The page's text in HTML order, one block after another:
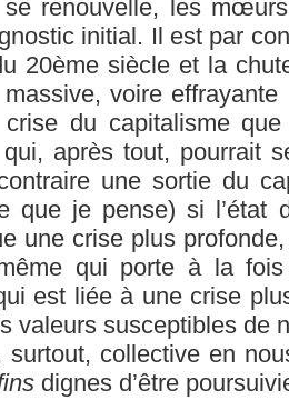
se renouvelle, les
initial. Il est par
20ème siècle et la
voire
du capitalisme que
qui, après tout, pourrait
une sortie du
que je pense) si l’état
une crise plus
qui porte à la
est liée à une crise
valeurs susceptibles de
surtout, collective en
dignes d’être